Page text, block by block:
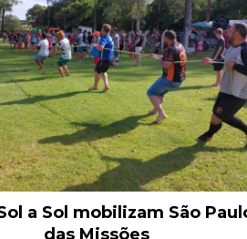
a Sol mobilizam São
das Missões